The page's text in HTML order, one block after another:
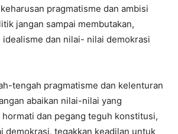
pragmatisme dan ambisi
jangan sampai membutakan,
idealisme dan nilai- nilai demokrasi
tengah pragmatisme dan kelenturan
abaikan nilai-nilai yang
dan pegang teguh konstitusi,
demokrasi, tegakkan keadilan untuk